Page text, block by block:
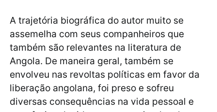
A trajetória biográfica do autor muito se
assemelha com seus companheiros que
também são relevantes na literatura de
Angola. De maneira geral, também se
envolveu nas revoltas políticas em favor da
liberação angolana, foi preso e sofreu
diversas consequências na vida pessoal e